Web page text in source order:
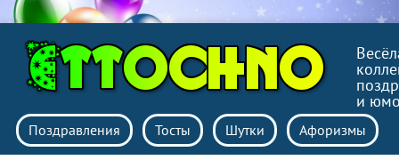
и
Поздравления Тосты Шутки Афоризмы